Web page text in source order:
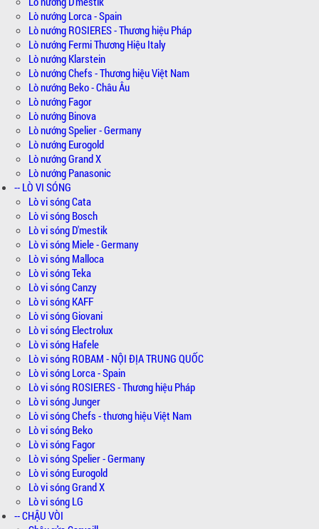
Lò nướng Lorca - Spain
Lò nướng ROSIERES - Thương hiệu Pháp
Lò nướng Fermi Thương Hiệu Italy
Lò nướng Klarstein
Lò nướng Chefs - Thương hiệu Việt Nam
Lò nướng Beko - Châu Âu
Lò nướng Fagor
Lò nướng Binova
Lò nướng Spelier - Germany
Lò nướng Eurogold
Lò nướng Grand X
Lò nướng Panasonic
-- LÒ VI SÓNG
Lò vi sóng Cata
Lò vi sóng Bosch
Lò vi sóng D'mestik
Lò vi sóng Miele - Germany
Lò vi sóng Malloca
Lò vi sóng Teka
Lò vi sóng Canzy
Lò vi sóng KAFF
Lò vi sóng Giovani
Lò vi sóng Electrolux
Lò vi sóng Hafele
Lò vi sóng ROBAM - NỘI ĐỊA TRUNG QUỐC
Lò vi sóng Lorca - Spain
Lò vi sóng ROSIERES - Thương hiệu Pháp
Lò vi sóng Junger
Lò vi sóng Chefs - thương hiệu Việt Nam
Lò vi sóng Beko
Lò vi sóng Fagor
Lò vi sóng Spelier - Germany
Lò vi sóng Eurogold
Lò vi sóng Grand X
Lò vi sóng LG
-- CHẬU VÒI